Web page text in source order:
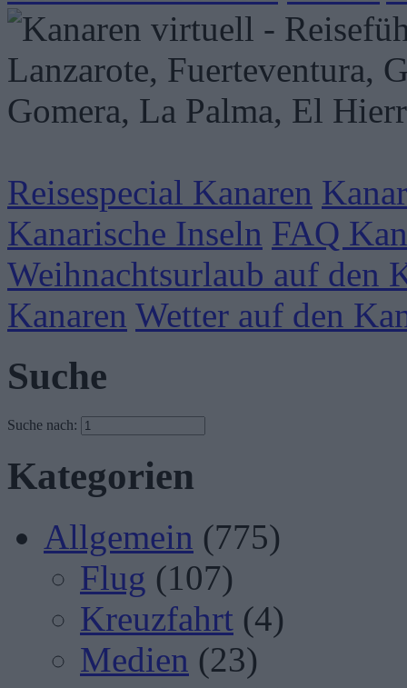
Reisespecial Kanaren
Kanarische Inseln FAQ
Weihnachtsurlaub auf den
Kanaren Wetter auf den
Suche
Suche nach:
Kategorien
Allgemein (775)
Flug (107)
Kreuzfahrt (4)
Medien (23)